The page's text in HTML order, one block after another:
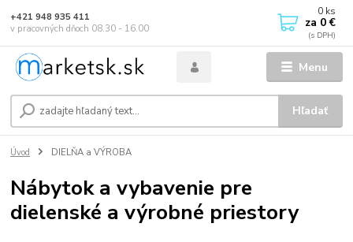
Menu
Hľadať
+421 948 935 411
v pracovných dňoch 08.30 - 16.00
0 ks
za 0 €
Úvod DIELŇA a VÝROBA
Nábytok a vybavenie pre
dielenské a výrobné priestory